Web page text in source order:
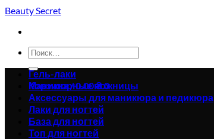
Skip
content
Beauty Secret
Искать:
Корзина /0.00₴0
Гель-лаки
Маникюрные ножницы
Аксессуары для маникюра и педикюра
Лаки для ногтей
База для ногтей
Топ для ногтей